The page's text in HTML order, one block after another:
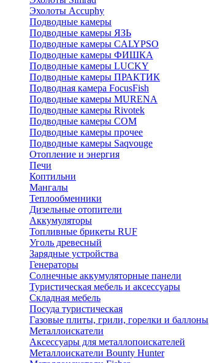
Эхолоты Accuphy
Подводные камеры
Подводные камеры ЯЗЬ
Подводные камеры CALYPSO
Подводные камеры ФИШКА
Подводные камеры LUCKY
Подводные камеры ПРАКТИК
Подводная камера FocusFish
Подводные камеры MURENA
Подводные камеры Rivotek
Подводные камеры СОМ
Подводные камеры прочее
Подводные камеры Saqvouge
Отопление и энергия
Печи
Коптильни
Мангалы
Теплообменники
Дизельные отопители
Аккумуляторы
Топливные брикеты RUF
Уголь древесный
Зарядные устройства
Генераторы
Солнечные аккумуляторные панели
Туристическая мебель и аксессуары
Складная мебель
Посуда туристическая
Газовые плиты, грили, горелки и баллоны
Металлоискатели
Аксессуары для металлопоискателей
Металлоискатели Bounty Hunter